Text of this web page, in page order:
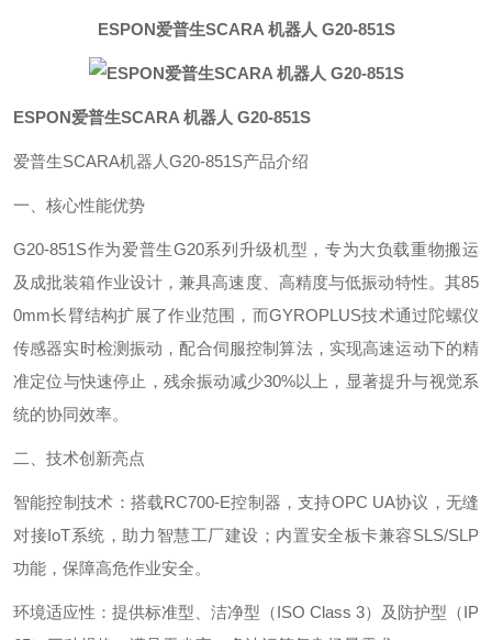
ESPON爱普生SCARA 机器人 G20-851S
ESPON爱普生SCARA 机器人 G20-851S
爱普生SCARA机器人G20-851S产品介绍‌
一、核心性能优势‌
G20-851S作为爱普生G20系列升级机型，专为大负载重物搬运
及成批装箱作业设计，兼具高速度、高精度与低振动特性。其85
0mm长臂结构扩展了作业范围，而GYROPLUS技术通过陀螺仪
传感器实时检测振动，配合伺服控制算法，实现高速运动下的精
准定位与快速停止，残余振动减少30%以上，显著提升与视觉系
统的协同效率。
二、技术创新亮点‌
智能控制技术‌：搭载RC700-E控制器，支持OPC UA协议，无缝
对接IoT系统，助力智慧工厂建设；内置安全板卡兼容SLS/SLP
功能，保障高危作业安全。
环境适应性‌：提供标准型、洁净型（ISO Class 3）及防护型（IP